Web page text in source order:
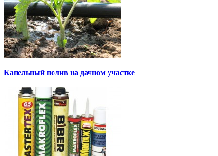
Капельный полив на дачном участке